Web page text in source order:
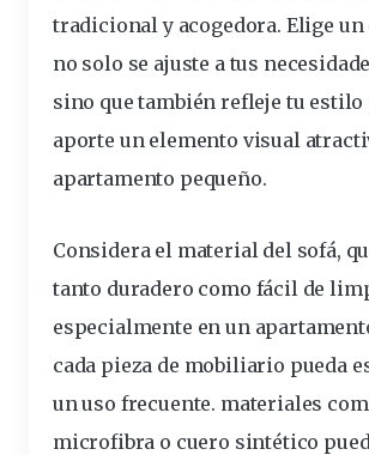
tradicional y acogedora. Elige un
no solo se ajuste a tus
sino que también refleje tu
aporte un elemento visual
apartamento pequeño.
Considera el material del sofá,
tanto duradero como fácil de
especialmente en un
cada pieza de mobiliario pueda
un uso frecuente. materiales
microfibra o cuero sintético